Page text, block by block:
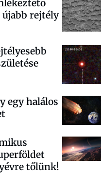
újabb rejtély
egy halálos
tőlünk!